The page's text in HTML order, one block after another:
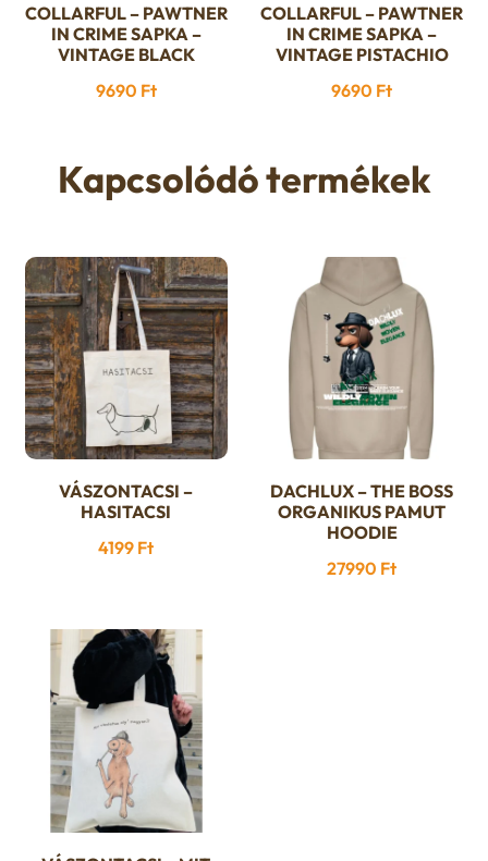
COLLARFUL – PAWTNER
IN CRIME SAPKA –
VINTAGE BLACK
9690 Ft
COLLARFUL – PAWTNER
IN CRIME SAPKA –
VINTAGE PISTACHIO
9690 Ft
Kapcsolódó termékek
VÁSZONTACSI –
HASITACSI
4199 Ft
Ennek
a
több
DACHLUX – THE BOSS
ORGANIKUS PAMUT
HOODIE
27990 Ft